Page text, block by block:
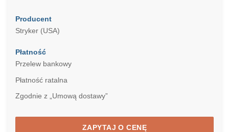
Producent
Stryker (USA)
Płatność
Przelew bankowy
Płatność ratalna
Zgodnie z „Umową dostawy”
ZAPYTAJ O CENĘ